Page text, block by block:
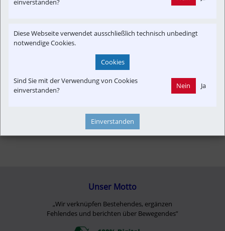
Presseaussendung
Unser Motto
„Wir verknüpfen Bestehendes, ergänzen
Fehlendes und berichten über Bewegendes”
einverstanden?
Diese Webseite verwendet ausschließlich technisch unbedingt
notwendige Cookies.
Cookies
Sind Sie mit der Verwendung von Cookies
einverstanden?
Nein Ja
Einverstanden